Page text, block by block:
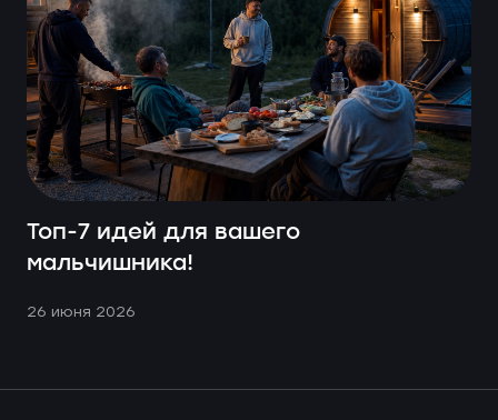
Топ-7 идей для вашего
мальчишника!
26 июня 2026